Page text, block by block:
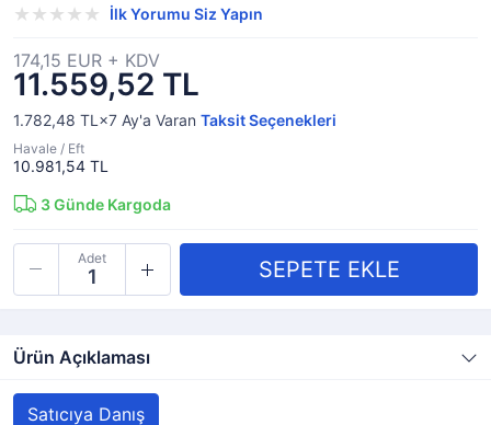
İlk Yorumu Siz Yapın
11.559,52 TL
174,15 EUR + KDV
1.782,48 TL×7 Ay'a Varan Taksit Seçenekleri
Havale / Eft
10.981,54 TL
3Günde Kargoda
Adet
Ürün Açıklaması
Satıcıya Danış